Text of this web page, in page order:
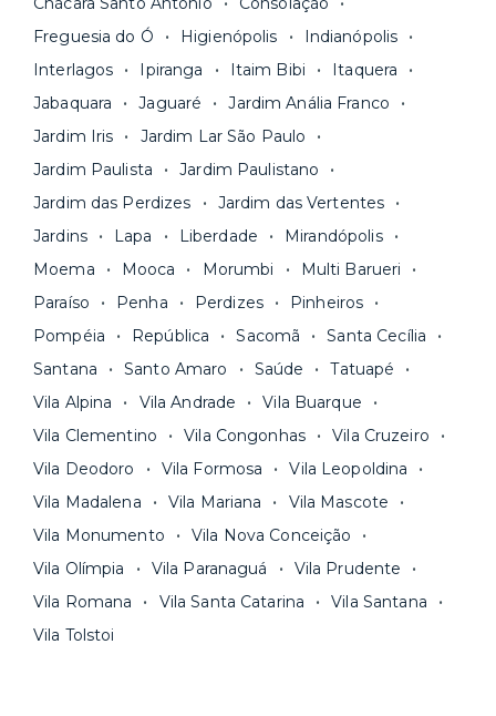
pagar todas as contas do mês junto com o
aluguel, em um boleto único. Quer ainda mais
praticidade? Escolha uma unidade com serviços
inclusos e solicite suporte e manutenção para a
nossa equipe via app.
Seja uma mala ou um caminhão de mudança: é
só levar as suas coisas e começar a morar.
A melhor parte é que todo oprocesso de
documentação pelo site da Yuca e assina o
contrato na tela do seu computador ou celular.
Simples, seguro e sem burocracia!
Freguesia do Ó
Higienópolis
Indianópolis
Interlagos
Ipiranga Itaim Bibi
Itaquera
Jabaquara
Jaguaré
Jardim Anália Franco
Jardim Iris
Jardim Lar São Paulo
Jardim Paulista
Jardim Paulistano
Jardim das Perdizes
Jardim das Vertentes
Jardins
Lapa Liberdade
Mirandópolis
Moema
Mooca Morumbi
Multi Barueri
Paraíso
Penha Perdizes
Pinheiros
Pompéia
República Sacomã
Santa Cecília
Santana
Santo Amaro Saúde
Tatuapé
Vila Alpina
Vila Andrade
Vila Buarque
Vila Clementino
Vila Congonhas
Vila Cruzeiro
Vila Deodoro
Vila Formosa
Vila Leopoldina
Vila Madalena
Vila Mariana
Vila Mascote
Vila Monumento
Vila Nova Conceição
Vila Olímpia
Vila Paranaguá
Vila Prudente
Vila Romana
Vila Santa Catarina
Vila Santana
Vila Tolstoi